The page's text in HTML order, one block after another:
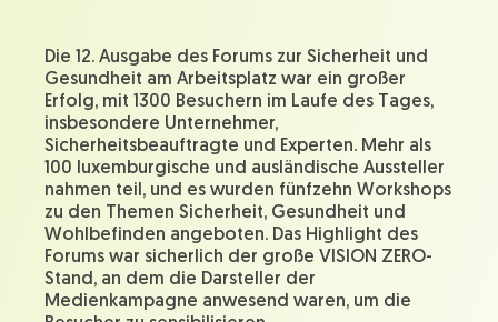
Die 12. Ausgabe des Forums zur Sicherheit und
Gesundheit am Arbeitsplatz war ein großer
Erfolg, mit 1300 Besuchern im Laufe des Tages,
insbesondere Unternehmer,
Sicherheitsbeauftragte und Experten. Mehr als
100 luxemburgische und ausländische Aussteller
nahmen teil, und es wurden fünfzehn Workshops
zu den Themen Sicherheit, Gesundheit und
Wohlbefinden angeboten. Das Highlight des
Forums war sicherlich der große VISION ZERO-
Stand, an dem die Darsteller der
Medienkampagne anwesend waren, um die